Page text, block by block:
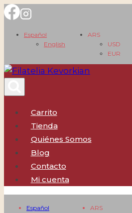
Saltar
contenido
Español
English
ARS
USD
EUR
Carrito
Tienda
Quiénes Somos
Blog
Contacto
Mi cuenta
Español
ARS